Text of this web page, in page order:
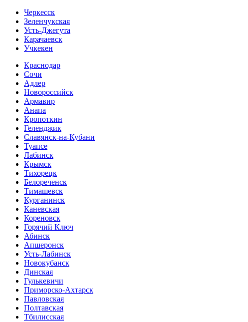
Черкесск
Зеленчукская
Усть-Джегута
Карачаевск
Учкекен
Краснодар
Сочи
Адлер
Новороссийск
Армавир
Анапа
Кропоткин
Геленджик
Славянск-на-Кубани
Туапсе
Лабинск
Крымск
Тихорецк
Белореченск
Тимашевск
Курганинск
Каневская
Кореновск
Горячий Ключ
Абинск
Апшеронск
Усть-Лабинск
Новокубанск
Динская
Гулькевичи
Приморско-Ахтарск
Павловская
Полтавская
Тбилисская